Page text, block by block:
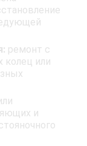
ремонт с
колец или
и